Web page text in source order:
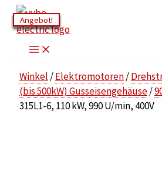
Zum
Inhalt
springen
Winkel /Elektromotoren/
(bis 500kW) Gusseisengehäuse/
315L1-6, 110 kW, 990 U/min, 400V
Angebot!
Angebot!
Angebot!
Angebot!
Angebot!
Angebot!